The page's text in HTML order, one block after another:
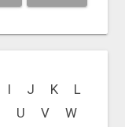
I J K
L
U V
W